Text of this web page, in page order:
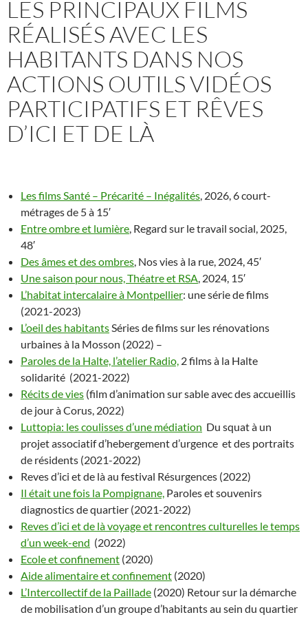
LES PRINCIPAUX FILMS
RÉALISÉS AVEC LES
HABITANTS DANS NOS
ACTIONS OUTILS VIDÉOS
PARTICIPATIFS ET RÊVES
D’ICI ET DE LÀ
Les films Santé – Précarité – Inégalités , 2026, 6 court-
métrages de 5 à 15′
Entre ombre et lumière , Regard sur le travail social, 2025,
48′
Des âmes et des ombres , Nos vies à la rue, 2024, 45′
Une saison pour nous, Théatre et RSA , 2024, 15′
L’habitat intercalaire à Montpellier: une série de films
(2021-2023)
L’oeil des habitants Séries de films sur les rénovations
urbaines à la Mosson (2022) –
Paroles de la Halte, l’atelier Radio, 2 films à la Halte
solidarité (2021-2022)
Récits de vies (film d’animation sur sable avec des accueillis
de jour à Corus, 2022)
Luttopia: les coulisses d’une médiation Du squat à un
projet associatif d’hebergement d’urgence et des portraits
de résidents (2021-2022)
Reves d’ici et de là au festival Résurgences (2022)
Il était une fois la Pompignane, Paroles et souvenirs
diagnostics de quartier (2021-2022)
Reves d’ici et de là voyage et rencontres culturelles le temps
d’un week-end (2022)
Ecole et confinement (2020)
Aide alimentaire et confinement (2020)
L’Intercollectif de la Paillade (2020) Retour sur la démarche
de mobilisation d’un groupe d’habitants au sein du quartier